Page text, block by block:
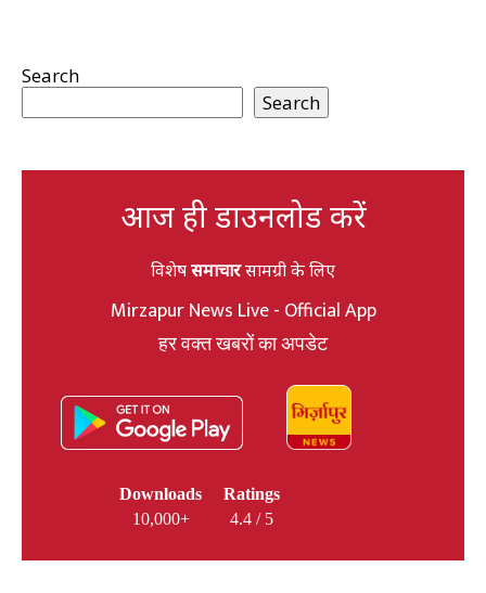
Search
Search
आज ही डाउनलोड करें
विशेषसमाचारसामग्री के लिए
Mirzapur News Live - Official App
हर वक्त खबरों का अपडेट
Downloads
10,000+
Ratings
4.4 / 5